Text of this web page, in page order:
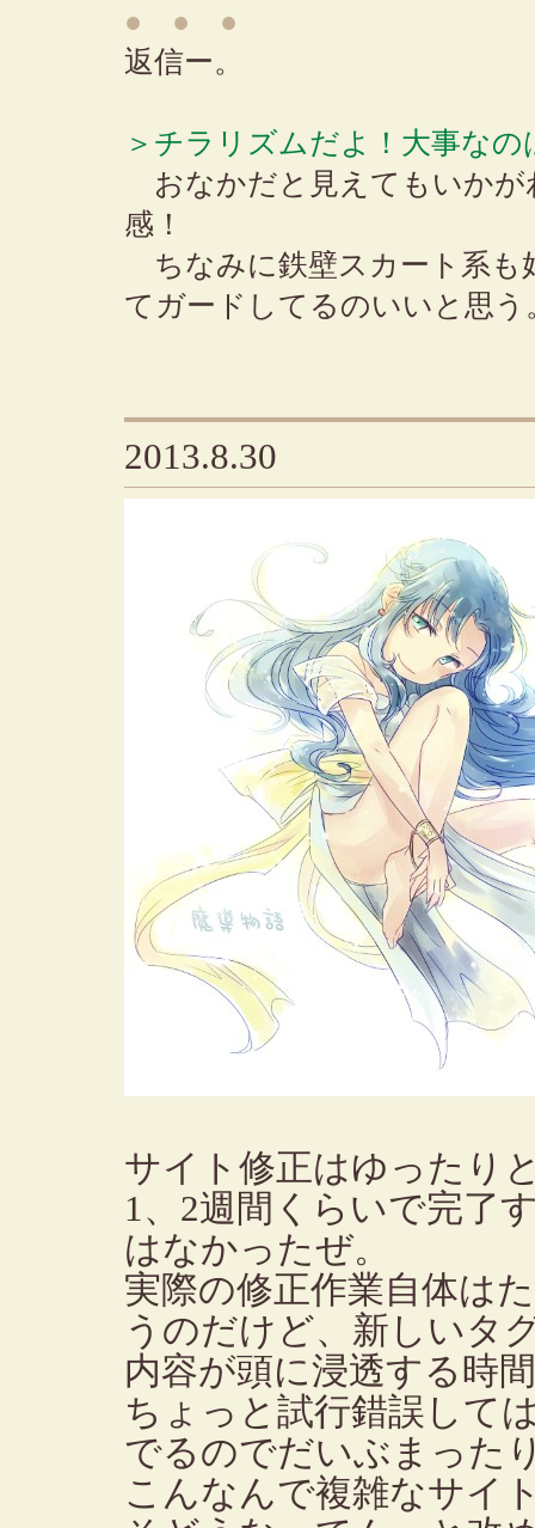
● ● ●
返信ー。
＞チラリズムだよ！大事な
おなかだと見えてもいかが
感！
ちなみに鉄壁スカート系も
てガードしてるのいいと思う
2013.8.30
サイト修正はゆったり
1、2週間くらいで完了
はなかったぜ。
実際の修正作業自体は
うのだけど、新しいタ
内容が頭に浸透する時
ちょっと試行錯誤して
でるのでだいぶまった
こんなんで複雑なサイ